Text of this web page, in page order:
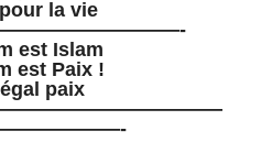
la vie
est Islam
est Paix !
paix